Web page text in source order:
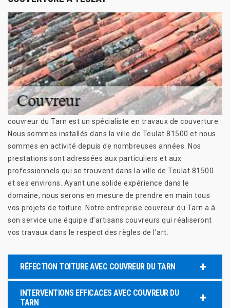
couvreur du Tarn est un spécialiste en travaux de couverture.
Nous sommes installés dans la ville de Teulat 81500 et nous
sommes en activité depuis de nombreuses années. Nos
prestations sont adressées aux particuliers et aux
professionnels qui se trouvent dans la ville de Teulat 81500
et ses environs. Ayant une solide expérience dans le
domaine, nous serons en mesure de prendre en main tous
vos projets de toiture. Notre entreprise couvreur du Tarn a à
son service une équipe d’artisans couvreurs qui réaliseront
vos travaux dans le respect des règles de l’art.
RÉFECTION TOITURE AVEC COUVREUR DU TARN
INTERVENTIONS EFFICACES AVEC COUVREUR DU
TARN